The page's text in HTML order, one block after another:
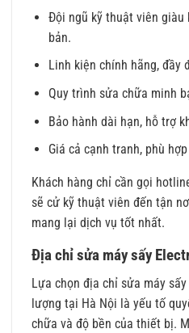
Đội ngũ kỹ thuật viên giàu
bản.
Linh kiện chính hãng, đầy
Quy trình sửa chữa minh
Bảo hành dài hạn, hỗ trợ
Giá cả cạnh tranh, phù
Khách hàng chỉ cần gọi
sẽ cử kỹ thuật viên đến tận
mang lại dịch vụ tốt nhất.
Địa chỉ sửa máy sấy
Lựa chọn địa chỉ sửa máy
lượng tại Hà Nội là yếu tố
chữa và độ bền của thiết bị.